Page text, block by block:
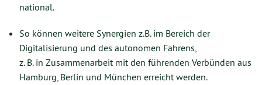
national.
So können weitere Synergien z.B. im Bereich der
Digitalisierung und des autonomen Fahrens,
z. B. in Zusammenarbeit mit den führenden Verbünden aus
Hamburg, Berlin und München erreicht werden.